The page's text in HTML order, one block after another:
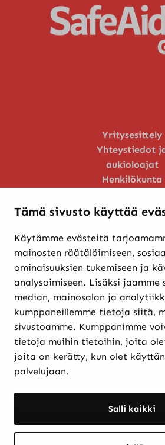
Tämä sivusto käyttää
Käytämme evästeitä
mainosten räätälöimiseen,
ominaisuuksien tukemiseen ja
analysoimiseen. Lisäksi jaamme
median, mainosalan ja
kumppaneillemme tietoja siitä,
sivustoamme. Kumppanimme
tietoja muihin tietoihin, joita
joita on kerätty, kun olet
palvelujaan.
Salli kaikki
Yritysesittely
Yhteystiedot
aukioloajat
Henkilökunta
Verkkokaupasta
Maksutavat ja
toimitusehdot
Palautukset
Etkö löytänyt etsimääsi?
Haku: